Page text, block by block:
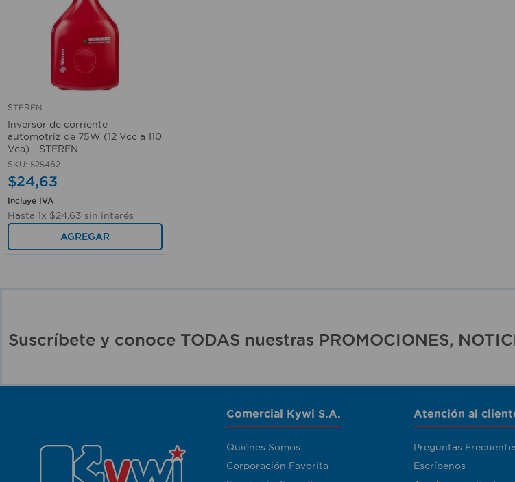
STEREN
Inversor de corriente
automotriz de 75W (12 Vcc a 110
Vca) - STEREN
SKU: 525462
$24,63
Incluye IVA
Hasta 1x $24,63 sin interés
AGREGAR
Suscríbete y conoce TODAS nuestras PROMOCIONES,
Comercial Kywi S.A.
Quiénes Somos
Corporación Favorita
Atención al
Preguntas
Escríbenos